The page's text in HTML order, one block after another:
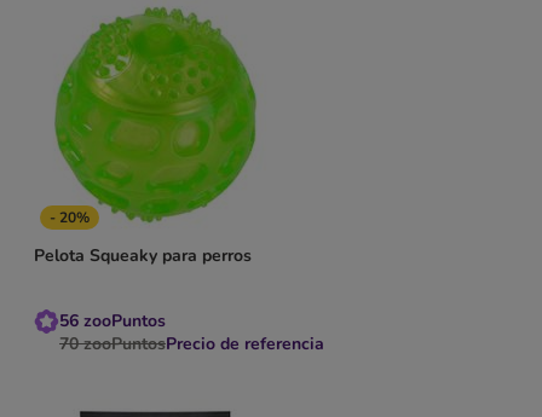
- 20%
Pelota Squeaky para perros
56 zooPuntos
70 zooPuntosPrecio de referencia